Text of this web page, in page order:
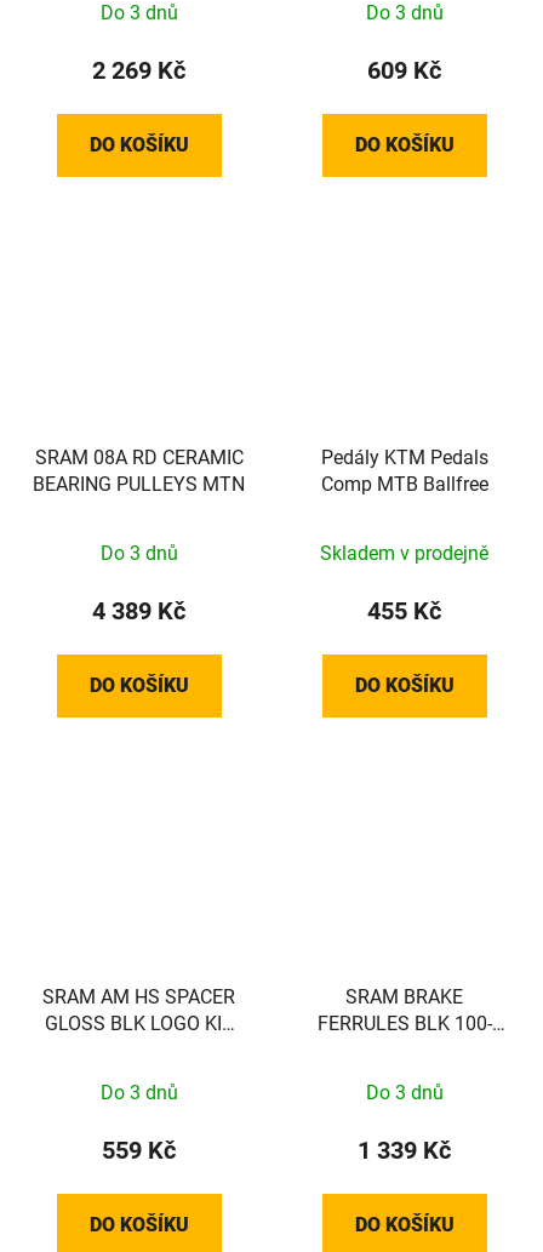
Do 3 dnů
2 269 Kč
DO KOŠÍKU
Do 3 dnů
609 Kč
DO KOŠÍKU
SRAM 08A RD CERAMIC
BEARING PULLEYS MTN
Do 3 dnů
4 389 Kč
DO KOŠÍKU
Pedály KTM Pedals
Comp MTB Ballfree
Skladem v prodejně
455 Kč
DO KOŠÍKU
SRAM AM HS SPACER
GLOSS BLK LOGO KIT
Do 3 dnů
559 Kč
DO KOŠÍKU
SRAM BRAKE
FERRULES BLK 100-
Do 3 dnů
1 339 Kč
DO KOŠÍKU